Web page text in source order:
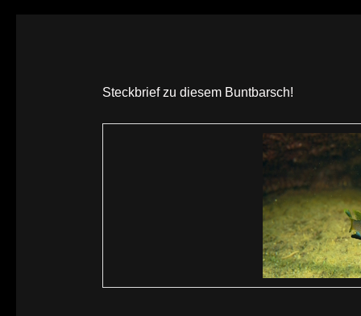
Steckbrief zu diesem Buntbarsch!